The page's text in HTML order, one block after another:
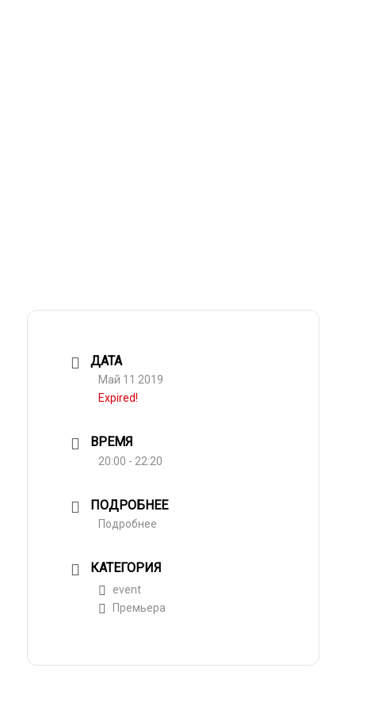
ДАТА
Май 11 2019
Expired!
ВРЕМЯ
20:00 - 22:20
ПОДРОБНЕЕ
Подробнее
КАТЕГОРИЯ
event
Премьера